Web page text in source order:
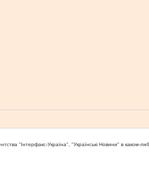
"Iнтерфакс-Україна", "Українськi Новини" в каком-